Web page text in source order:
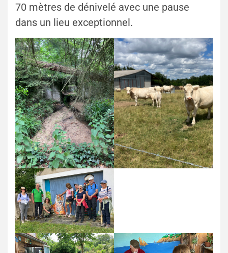
70 mètres de dénivelé avec une pause
dans un lieu exceptionnel.